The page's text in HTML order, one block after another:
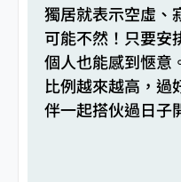
獨居就表示空虛、
可能不然！只要安
個人也能感到愜意
比例越來越高，過
伴一起搭伙過日子